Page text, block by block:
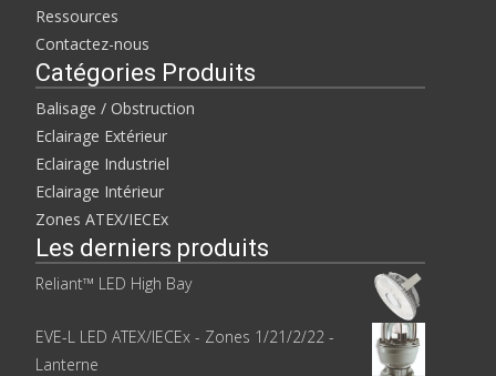
Ressources
Contactez-nous
Catégories Produits
Balisage / Obstruction
Eclairage Extérieur
Eclairage Industriel
Eclairage Intérieur
Zones ATEX/IECEx
Les derniers produits
Reliant™ LED High Bay
EVE-L LED ATEX/IECEx - Zones 1/21/2/22 -
Lanterne